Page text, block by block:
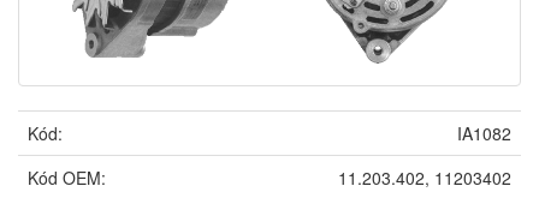
Kód:
IA1082
Kód OEM:
11.203.402, 11203402